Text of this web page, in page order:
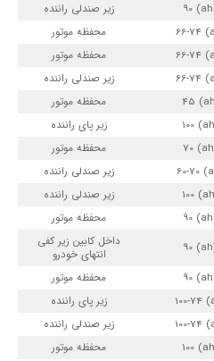
زیر صندلی راننده
محفظه موتور
محفظه موتور
زیر صندلی راننده
محفظه موتور
زیر پای راننده
محفظه موتور
زیر صندلی راننده
زیر صندلی راننده
محفظه موتور
داخل کابین زیر کفی
انتهای خودرو
محفظه موتور
زیر پای راننده
زیر صندلی راننده
محفظه موتور